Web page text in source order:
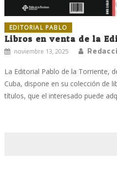
EDITORIAL PABLO
Libros en venta de la
noviembre 13, 2025
La Editorial Pablo de la Torriente,
Cuba, dispone en su colección de
títulos, que el interesado puede